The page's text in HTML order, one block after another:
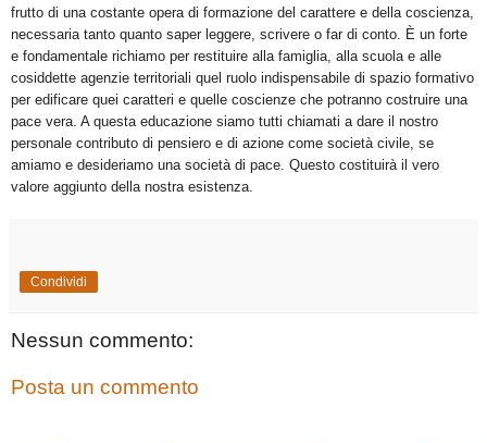
frutto di una costante opera di formazione del carattere e della coscienza,
necessaria tanto quanto saper leggere, scrivere o far di conto. È un forte
e fondamentale richiamo per restituire alla famiglia, alla scuola e alle
cosiddette agenzie territoriali quel ruolo indispensabile di spazio formativo
per edificare quei caratteri e quelle coscienze che potranno costruire una
pace vera. A questa educazione siamo tutti chiamati a dare il nostro
personale contributo di pensiero e di azione come società civile, se
amiamo e desideriamo una società di pace. Questo costituirà il vero
valore aggiunto della nostra esistenza.
Condividi
Nessun commento:
Posta un commento